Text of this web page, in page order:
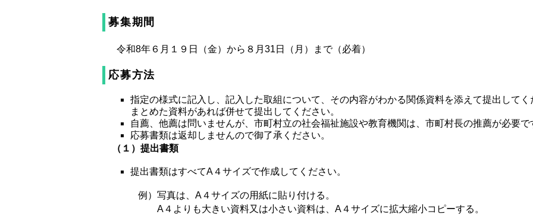
募集期間
令和8年６月１９日（金）から８月31日（月）まで（必着）
応募方法
指定の様式に記入し、記入した取組について、その内容がわかる関係資料を添えて提出して
まとめた資料があれば併せて提出してください。
自薦、他薦は問いませんが、市町村立の社会福祉施設や教育機関は、市町村長の推薦が必要で
応募書類は返却しませんので御了承ください。
（１）提出書類
提出書類はすべてA４サイズで作成してください。
例）写真は、A４サイズの用紙に貼り付ける。
A４よりも大きい資料又は小さい資料は、A４サイズに拡大縮小コピーする。